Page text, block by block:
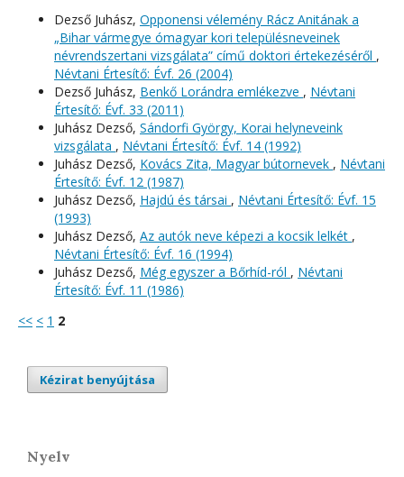
Dezső Juhász, Opponensi vélemény Rácz Anitának a
„Bihar vármegye ómagyar kori településneveinek
névrendszertani vizsgálata” című doktori értekezéséről ,
Névtani Értesítő: Évf. 26 (2004)
Dezső Juhász, Benkő Lorándra emlékezve , Névtani
Értesítő: Évf. 33 (2011)
Juhász Dezső, Sándorfi György, Korai helyneveink
vizsgálata , Névtani Értesítő: Évf. 14 (1992)
Juhász Dezső, Kovács Zita, Magyar bútornevek , Névtani
Értesítő: Évf. 12 (1987)
Juhász Dezső, Hajdú és társai , Névtani Értesítő: Évf. 15
(1993)
Juhász Dezső, Az autók neve képezi a kocsik lelkét ,
Névtani Értesítő: Évf. 16 (1994)
Juhász Dezső, Még egyszer a Bőrhíd-ról , Névtani
Értesítő: Évf. 11 (1986)
<< < 1 2
Kézirat benyújtása
Nyelv